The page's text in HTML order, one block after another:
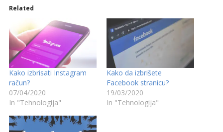
Related
Kako izbrisati Instagram
račun?
07/04/2020
In "Tehnologija"
Kako da izbrišete
Facebook stranicu?
19/03/2020
In "Tehnologija"